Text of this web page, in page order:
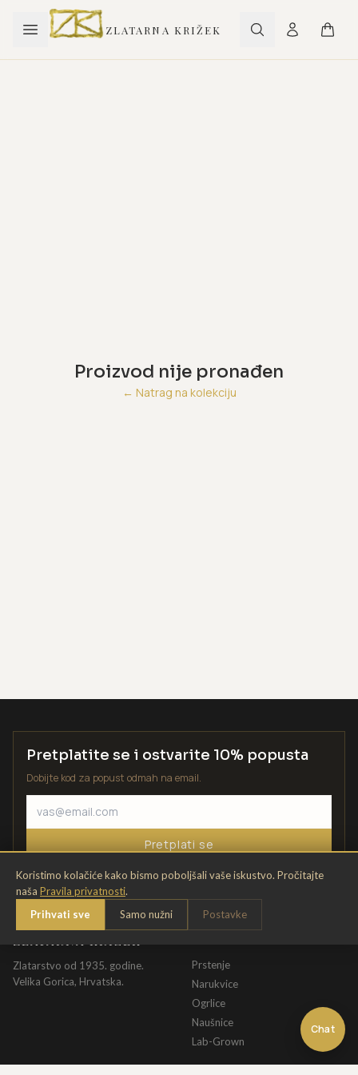
ZLATARNA KRIŽEK
Proizvod nije pronađen
← Natrag na kolekciju
Chat
Koristimo kolačiće kako bismo poboljšali vaše iskustvo. Pročitajte
naša Pravila privatnosti.
Prihvati sve
Samo nužni Postavke
Pretplatite se i ostvarite 10% popusta
Dobijte kod za popust odmah na email.
Pretplati se
Zlatarstvo od 1935. godine.
Velika Gorica, Hrvatska.
Prstenje
Narukvice
Ogrlice
Naušnice
Lab-Grown